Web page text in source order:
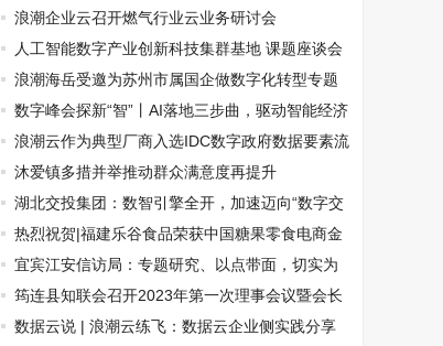
浪潮企业云召开燃气行业云业务研讨会
人工智能数字产业创新科技集群基地 课题座谈会
在京顺利召开
浪潮海岳受邀为苏州市属国企做数字化转型专题
培训数字峰会探新“智”丨AI落地三步曲，驱动智能经济
新形态
浪潮云作为典型厂商入选IDC数字政府数据要素流
通市场报告
沐爱镇多措并举推动群众满意度再提升
湖北交投集团：数智引擎全开，加速迈向“数字交
投”热烈祝贺|福建乐谷食品荣获中国糖果零食电商金
销商25强等三项奖项
宜宾江安信访局：专题研究、以点带面，切实为
群众排忧解难
筠连县知联会召开2023年第一次理事会议暨会长
（扩大）会议
数据云说 | 浪潮云练飞：数据云企业侧实践分享